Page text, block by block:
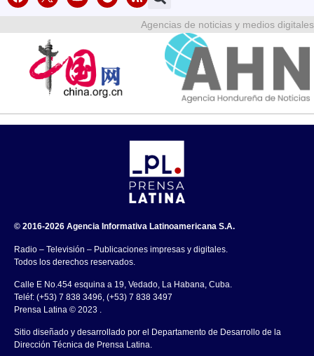
Agencias de noticias y medios digitales
© 2016-2026 Agencia Informativa Latinoamericana S.A.
Radio – Televisión – Publicaciones impresas y digitales.
Todos los derechos reservados.
Calle E No.454 esquina a 19, Vedado, La Habana, Cuba.
Teléf: (+53) 7 838 3496, (+53) 7 838 3497
Prensa Latina © 2023 .
Sitio diseñado y desarrollado por el Departamento de Desarrollo de la
Dirección Técnica de Prensa Latina.